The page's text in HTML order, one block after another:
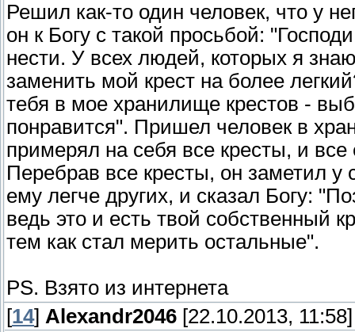
Решил как-то один человек, что у
он к Богу с такой просьбой:
нести. У всех людей, которых я
заменить мой крест на более
тебя в мое хранилище крестов -
понравится". Пришел человек в
примерял на себя все кресты, и
Перебрав все кресты, он заметил у
ему легче других, и сказал Богу:
ведь это и есть твой собственный
тем как стал мерить остальные".
PS. Взято из интернета
[14] Alexandr2046 [22.10.2013, 11:58]